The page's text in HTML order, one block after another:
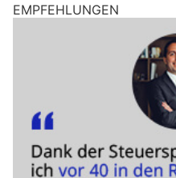
EMPFEHLUNGEN